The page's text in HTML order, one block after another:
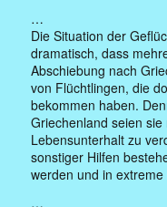
…
Die Situation der
dramatisch, dass
Abschiebung nach
von Flüchtlingen, die
bekommen haben.
Griechenland seien
Lebensunterhalt zu
sonstiger Hilfen
werden und in
…